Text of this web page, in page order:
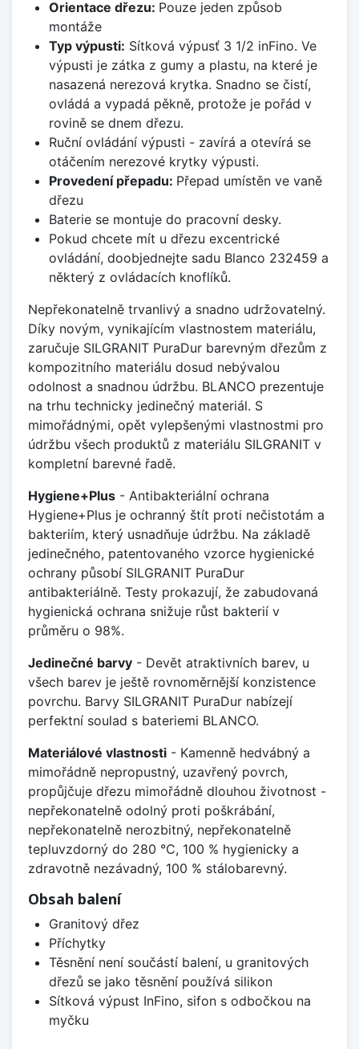
Orientace dřezu: Pouze jeden způsob
montáže
Typ výpusti: Sítková výpusť 3 1/2 inFino. Ve
výpusti je zátka z gumy a plastu, na které je
nasazená nerezová krytka. Snadno se čistí,
ovládá a vypadá pěkně, protože je pořád v
rovině se dnem dřezu.
Ruční ovládání výpusti - zavírá a otevírá se
otáčením nerezové krytky výpusti.
Provedení přepadu: Přepad umístěn ve vaně
dřezu
Baterie se montuje do pracovní desky.
Pokud chcete mít u dřezu excentrické
ovládání, doobjednejte sadu Blanco 232459 a
některý z ovládacích knoflíků.
Nepřekonatelně trvanlivý a snadno udržovatelný.
Díky novým, vynikajícím vlastnostem materiálu,
zaručuje SILGRANIT PuraDur barevným dřezům z
kompozitního materiálu dosud nebývalou
odolnost a snadnou údržbu. BLANCO prezentuje
na trhu technicky jedinečný materiál. S
mimořádnými, opět vylepšenými vlastnostmi pro
údržbu všech produktů z materiálu SILGRANIT v
kompletní barevné řadě.
Hygiene+Plus - Antibakteriální ochrana
Hygiene+Plus je ochranný štít proti nečistotám a
bakteriím, který usnadňuje údržbu. Na základě
jedinečného, patentovaného vzorce hygienické
ochrany působí SILGRANIT PuraDur
antibakteriálně. Testy prokazují, že zabudovaná
hygienická ochrana snižuje růst bakterií v
průměru o 98%.
Jedinečné barvy - Devět atraktivních barev, u
všech barev je ještě rovnoměrnější konzistence
povrchu. Barvy SILGRANIT PuraDur nabízejí
perfektní soulad s bateriemi BLANCO.
Materiálové vlastnosti - Kamenně hedvábný a
mimořádně nepropustný, uzavřený povrch,
propůjčuje dřezu mimořádně dlouhou životnost -
nepřekonatelně odolný proti poškrábání,
nepřekonatelně nerozbitný, nepřekonatelně
tepluvzdorný do 280 °C, 100 % hygienicky a
zdravotně nezávadný, 100 % stálobarevný.
Obsah balení
Granitový dřez
Příchytky
Těsnění není součástí balení, u granitových
dřezů se jako těsnění používá silikon
Sítková výpust InFino, sifon s odbočkou na
myčku